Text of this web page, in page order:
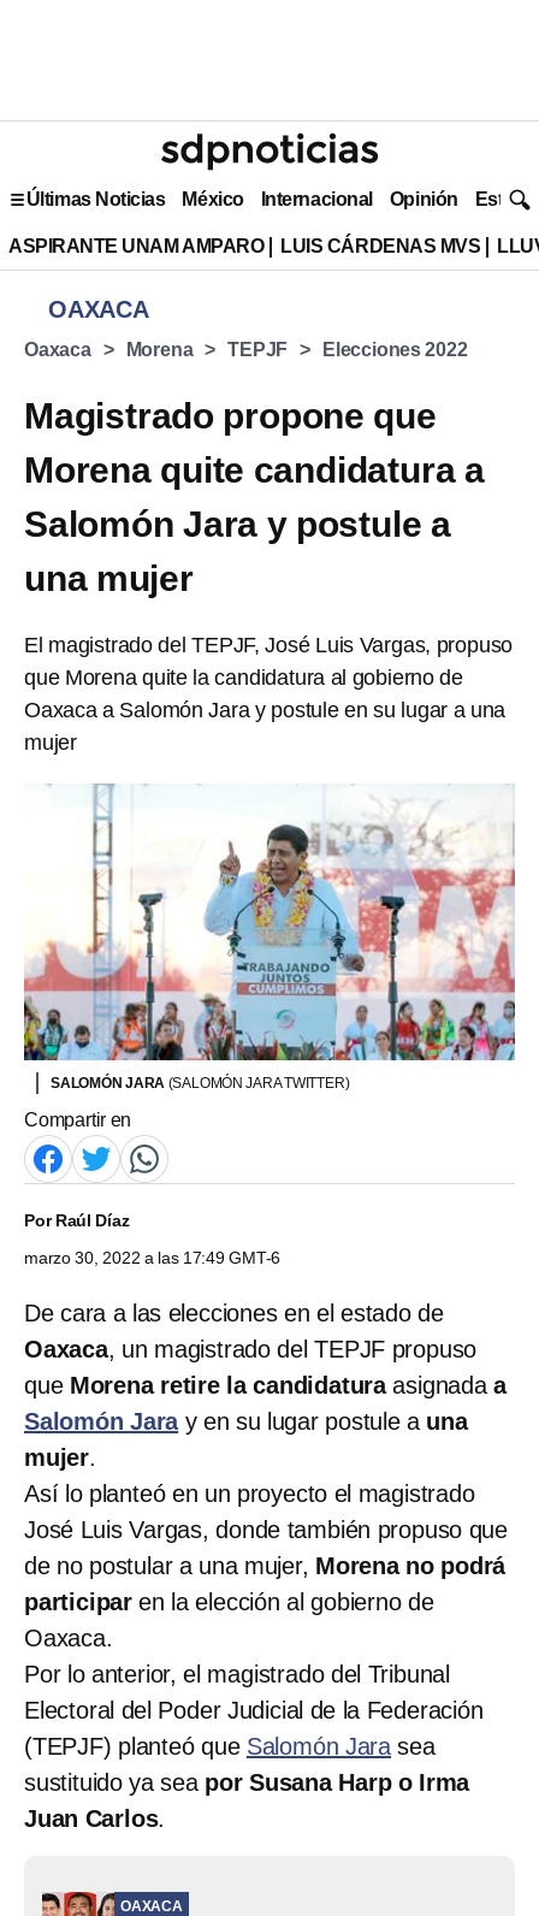
Últimas Noticias México Internacional Opinión Estilo
ASPIRANTE UNAM AMPARO LUIS CÁRDENAS MVS
OAXACA
Oaxaca Morena TEPJF Elecciones 2022
Magistrado propone que
Morena quite candidatura a
Salomón Jara y postule a
una mujer
El magistrado del TEPJF, José Luis Vargas, propuso
que Morena quite la candidatura al gobierno de
Oaxaca a Salomón Jara y postule en su lugar a una
mujer
SALOMÓN JARA (SALOMÓN JARA TWITTER)
Compartir en
PorRaúl Díaz
marzo 30, 2022 a las 17:49 GMT-6
De cara a las elecciones en el estado de
Oaxaca, un magistrado del TEPJF propuso
que Morena retire la candidaturaasignadaa
Salomón Jaray en su lugar postule a una
mujer.
Así lo planteó en un proyecto el magistrado
José Luis Vargas, donde también propuso que
de no postular a una mujer, Morena no podrá
participar en la elección al gobierno de
Oaxaca.
Por lo anterior, el magistrado del Tribunal
Electoral del Poder Judicial de la Federación
(TEPJF) planteó que Salomón Jara sea
sustituido ya sea por Susana Harp o Irma
Juan Carlos.
OAXACA